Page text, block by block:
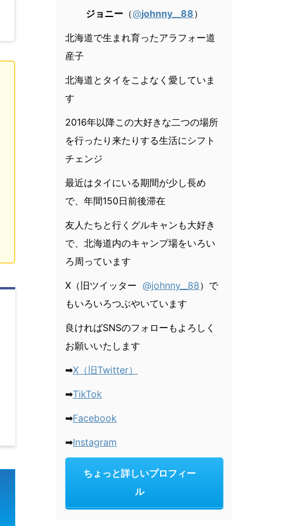
ジョニー （@johnny__88）
北海道で生まれ育ったアラフォー道
産子
北海道とタイをこよなく愛していま
す
2016年以降この大好きな二つの場所
を行ったり来たりする生活にシフト
チェンジ
最近はタイにいる期間が少し長め
で、年間150日前後滞在
友人たちと行くグルキャンも大好き
で、北海道内のキャンプ場をいろい
ろ周っています
X（旧ツイッター @johnny__88）で
もいろいろつぶやいています
良ければSNSのフォローもよろしく
お願いいたします
➡X（旧Twitter）
➡TikTok
➡Facebook
➡Instagram
ちょっと詳しいプロフィー
ル